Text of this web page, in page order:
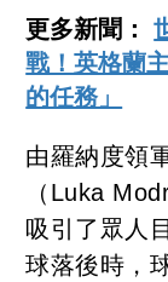
更多新聞：
戰！英格蘭
的任務」
由羅納度領
（Luka
吸引了眾人
球落後時，